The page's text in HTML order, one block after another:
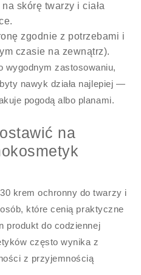
skórę twarzy i ciała
zgodnie z potrzebami i
czasie na zewnątrz).
wygodnym zastosowaniu,
nawyk działa najlepiej —
pogodą albo planami.
na
krem ochronny do twarzy i
które cenią praktyczne
produkt do codziennej
często wynika z
z przyjemnością